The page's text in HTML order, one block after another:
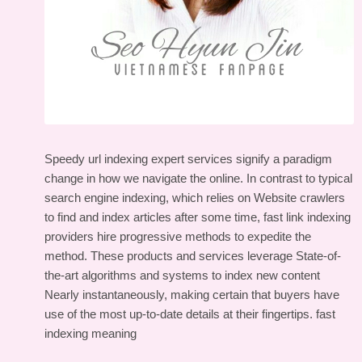
Speedy url indexing expert services signify a paradigm
change in how we navigate the online. In contrast to typical
search engine indexing, which relies on Website crawlers
to find and index articles after some time, fast link indexing
providers hire progressive methods to expedite the
method. These products and services leverage State-of-
the-art algorithms and systems to index new content
Nearly instantaneously, making certain that buyers have
use of the most up-to-date details at their fingertips. fast
indexing meaning